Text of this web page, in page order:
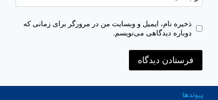
ذخیره نام، ایمیل و وبسایت من در مرورگر برای زمانی که
دوباره دیدگاهی می‌نویسم.
پیوندها